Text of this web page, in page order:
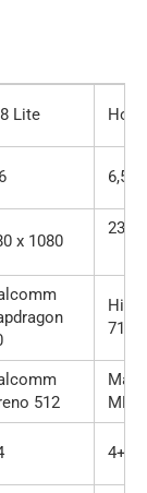
Lite
6,5
x 1080
710
512
Mali-
MP4
4+4